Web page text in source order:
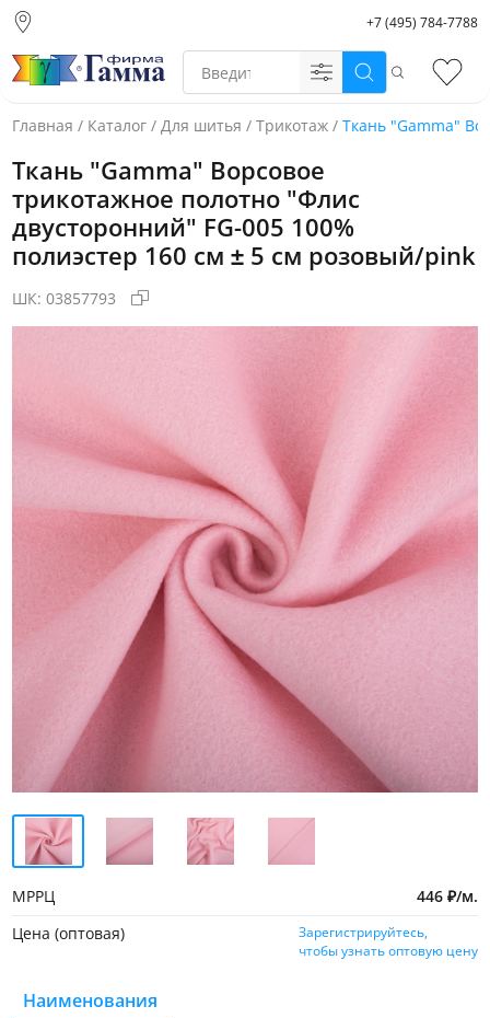
склад)
Санкт-Петербург
Екатеринбург
+7 (495) 784-7788
Поиск
Главная / Каталог / Для шитья / Трикотаж / Ткань "Gamma"
Фото товара
Ткань "Gamma" Ворсовое
трикотажное полотно "Флис
двусторонний" FG-005 100%
полиэстер 160 см ± 5 см розовый/pink
ШК: 03857793
МРРЦ 446 ₽/м.
Цена (оптовая)
Зарегистрируйтесь,
чтобы узнать оптовую цену
Наименования